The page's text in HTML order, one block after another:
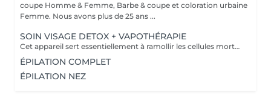
coupe Homme & Femme, Barbe & coupe et coloration urbaine
Femme. Nous avons plus de 25 ans ...
SOIN VISAGE DETOX + VAPOTHÉRAPIE
Cet appareil sert essentiellement à ramollir les cellules mortes de la peau et prépare la peau de manière optimale au soin correspondant. Le Vapozone permet ainsi d'ouvrir les pores pour un nettoyage en profondeur de la peau. La vapeur + l'ozone pénètre en profondeur dans les pores et nettoie les impuretés, le gras, les points noirs et les restes de maquillage. La vapeur peut donc aider à éliminer les toxines de l'épiderme.
ÉPILATION COMPLET
ÉPILATION NEZ